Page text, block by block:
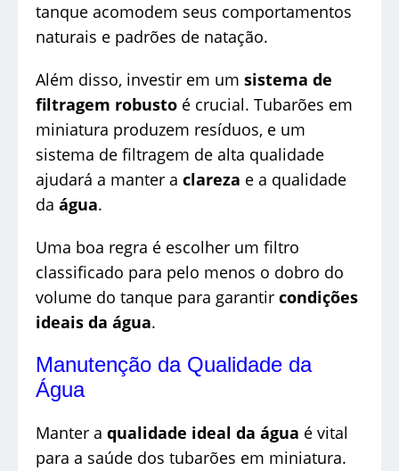
tanque acomodem seus comportamentos
naturais e padrões de natação.
Além disso, investir em um sistema de
filtragem robusto é crucial. Tubarões em
miniatura produzem resíduos, e um
sistema de filtragem de alta qualidade
ajudará a manter a clareza e a qualidade
da água.
Uma boa regra é escolher um filtro
classificado para pelo menos o dobro do
volume do tanque para garantir condições
ideais da água.
Manutenção da Qualidade da
Água
Manter a qualidade ideal da água é vital
para a saúde dos tubarões em miniatura.